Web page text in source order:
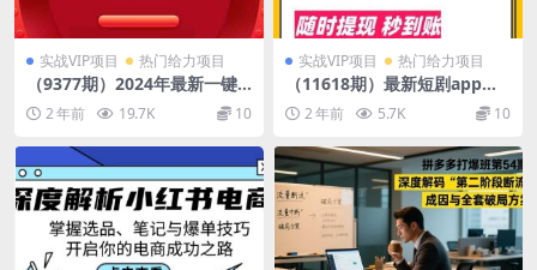
实战VIP项目 热门给力项目
（9377期）2024年最新一键
多平台带货，这么简单无脑的
操作日入3k+你玩过吗？几分
2 年前 19.7K 10
实战VIP项目 热门给力项目
（11618期）最新短剧app掘
金/日躺赚300到500/随时提
现/秒到账
2 年前 5.7K 10